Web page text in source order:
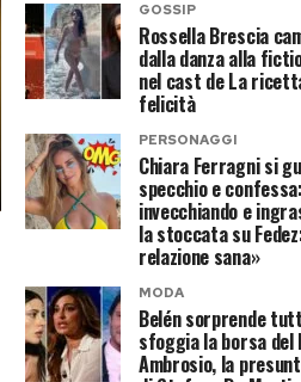
GOSSIP
Rossella Brescia
dalla danza alla
nel cast de La
felicità
PERSONAGGI
Chiara Ferragni si
specchio e
invecchiando e
la stoccata su
relazione sana»
MODA
Belén sorprende
sfoggia la borsa del
Ambrosio, la